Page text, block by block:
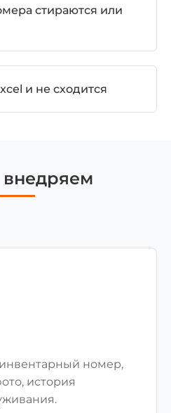
стираются или
и не сходится
номер,
история